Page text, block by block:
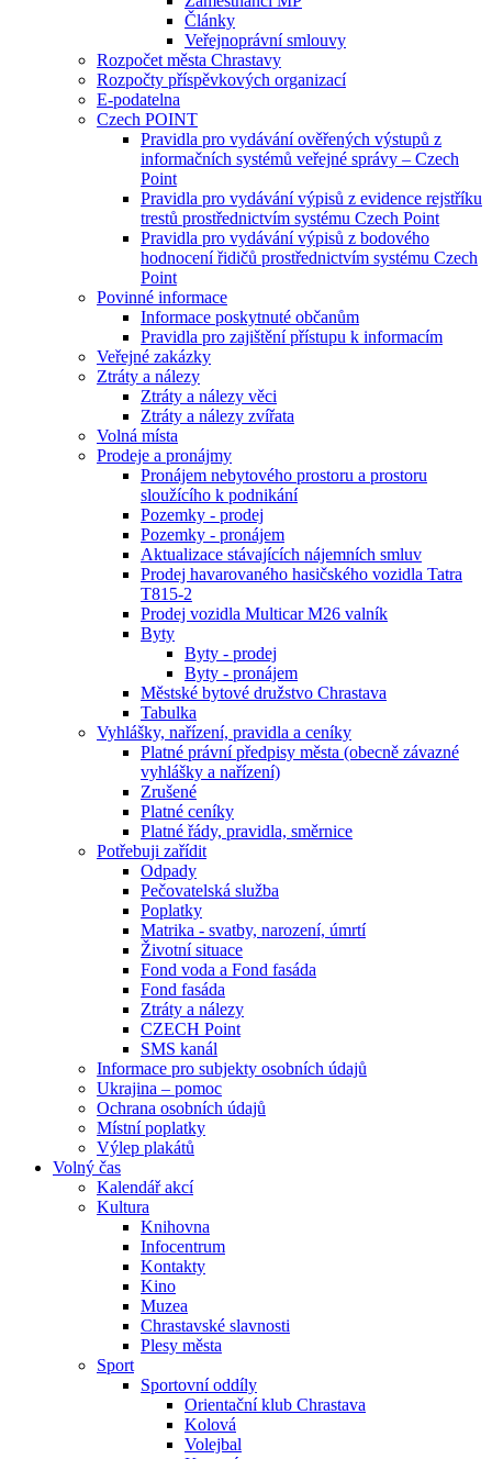
Články
Veřejnoprávní smlouvy
Rozpočet města Chrastavy
Rozpočty příspěvkových organizací
E-podatelna
Czech POINT
Pravidla pro vydávání ověřených výstupů z
informačních systémů veřejné správy – Czech
Point
Pravidla pro vydávání výpisů z evidence rejstříku
trestů prostřednictvím systému Czech Point
Pravidla pro vydávání výpisů z bodového
hodnocení řidičů prostřednictvím systému Czech
Point
Povinné informace
Informace poskytnuté občanům
Pravidla pro zajištění přístupu k informacím
Veřejné zakázky
Ztráty a nálezy
Ztráty a nálezy věci
Ztráty a nálezy zvířata
Volná místa
Prodeje a pronájmy
Pronájem nebytového prostoru a prostoru
sloužícího k podnikání
Pozemky - prodej
Pozemky - pronájem
Aktualizace stávajících nájemních smluv
Prodej havarovaného hasičského vozidla Tatra
T815-2
Prodej vozidla Multicar M26 valník
Byty
Byty - prodej
Byty - pronájem
Městské bytové družstvo Chrastava
Tabulka
Vyhlášky, nařízení, pravidla a ceníky
Platné právní předpisy města (obecně závazné
vyhlášky a nařízení)
Zrušené
Platné ceníky
Platné řády, pravidla, směrnice
Potřebuji zařídit
Odpady
Pečovatelská služba
Poplatky
Matrika - svatby, narození, úmrtí
Životní situace
Fond voda a Fond fasáda
Fond fasáda
Ztráty a nálezy
CZECH Point
SMS kanál
Informace pro subjekty osobních údajů
Ukrajina – pomoc
Ochrana osobních údajů
Místní poplatky
Výlep plakátů
Volný čas
Kalendář akcí
Kultura
Knihovna
Infocentrum
Kontakty
Kino
Muzea
Chrastavské slavnosti
Plesy města
Sport
Sportovní oddíly
Orientační klub Chrastava
Kolová
Volejbal